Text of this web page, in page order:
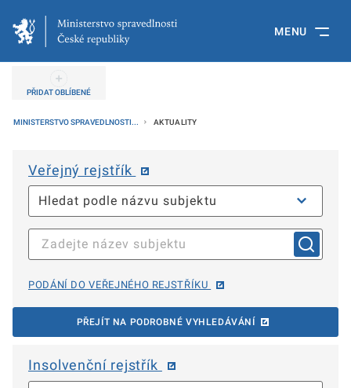
MENU
PŘIDAT OBLÍBENÉ
MINISTERSTVO SPRAVEDLNOSTI... AKTUALITY
Veřejný rejstřík
PODÁNÍ DO VEŘEJNÉHO REJSTŘÍKU
PŘEJÍT NA PODROBNÉ VYHLEDÁVÁNÍ
Insolvenční rejstřík